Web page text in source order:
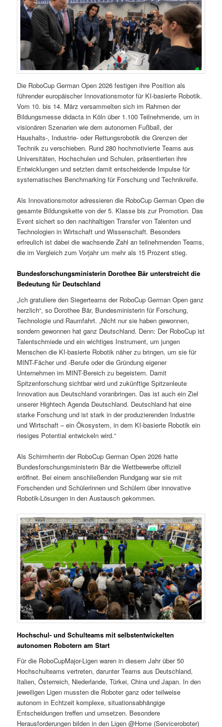
Die RoboCup German Open 2026 festigen ihre Position als
führender europäischer Innovationsmotor für KI-basierte Robotik.
Vom 10. bis 14. März versammelten sich im Rahmen der
Bildungsmesse didacta in Köln über 1.100 Teilnehmende, um in
visionären Szenarien wie dem autonomen Fußball, der
Haushalts-, Industrie- oder Rettungsrobotik die Grenzen der
Technik zu verschieben. Rund 280 hochmotivierte Teams aus
Universitäten, Hochschulen und Schulen, präsentierten ihre
Entwicklungen und setzten damit entscheidende Impulse für
systematisches Benchmarking für Forschung und Technikreife.
Als Innovationsmotor adressieren die RoboCup German Open die
gesamte Bildungskette von der 5. Klasse bis zur Promotion. Das
Event sichert so den nachhaltigen Transfer von Talenten und
Technologien in Wirtschaft und Wissenschaft. Besonders
erfreulich ist dabei die wachsende Zahl an teilnehmenden Teams,
die im Vergleich zum Vorjahr um mehr als 15 Prozent stieg.
Bundesforschungsministerin Dorothee Bär unterstreicht die
Bedeutung für Deutschland
„Ich gratuliere den Siegerteams der RoboCup German Open ganz
herzlich“, so Dorothee Bär, Bundesministerin für Forschung,
Technologie und Raumfahrt. „Nicht nur sie haben gewonnen,
sondern gewonnen hat ganz Deutschland. Denn: Der RoboCup ist
Talentschmiede und ein wichtiges Instrument, um jungen
Menschen die KI-basierte Robotik näher zu bringen, um sie für
MINT-Fächer und -Berufe oder die Gründung eigener
Unternehmen im MINT-Bereich zu begeistern. Damit
Spitzenforschung sichtbar wird und zukünftige Spitzenleute
Innovation aus Deutschland voranbringen. Das ist auch ein Ziel
unserer Hightech Agenda Deutschland. Deutschland hat eine
starke Forschung und ist stark in der produzierenden Industrie
und Wirtschaft – ein Ökosystem, in dem KI-basierte Robotik ein
riesiges Potential entwickeln wird.“
Als Schirmherrin der RoboCup German Open 2026 hatte
Bundesforschungsministerin Bär die Wettbewerbe offiziell
eröffnet. Bei einem anschließenden Rundgang war sie mit
Forschenden und Schülerinnen und Schülern über innovative
Robotik-Lösungen in den Austausch gekommen.
Hochschul- und Schulteams mit selbstentwickelten
autonomen Robotern am Start
Für die RoboCupMajor-Ligen waren in diesem Jahr über 50
Hochschulteams vertreten, darunter Teams aus Deutschland,
Italien, Österreich, Niederlande, Türkei, China und Japan. In den
jeweiligen Ligen mussten die Roboter ganz oder teilweise
autonom in Echtzeit komplexe, situationsabhängige
Entscheidungen treffen und umsetzen. Besondere
Herausforderungen bilden in den Ligen @Home (Serviceroboter)